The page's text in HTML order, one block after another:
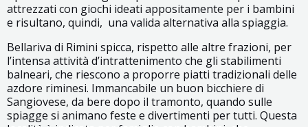
attrezzati con giochi ideati appositamente per i bambini
e risultano, quindi, una valida alternativa alla spiaggia.
Bellariva di Rimini spicca, rispetto alle altre frazioni, per
l’intensa attività d’intrattenimento che gli stabilimenti
balneari, che riescono a proporre piatti tradizionali delle
azdore riminesi. Immancabile un buon bicchiere di
Sangiovese, da bere dopo il tramonto, quando sulle
spiagge si animano feste e divertimenti per tutti. Questa